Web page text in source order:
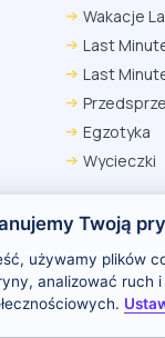
Wakacje
Last
Last
Egzotyka
Wycieczki
Twoją
używamy plików
analizować ruch